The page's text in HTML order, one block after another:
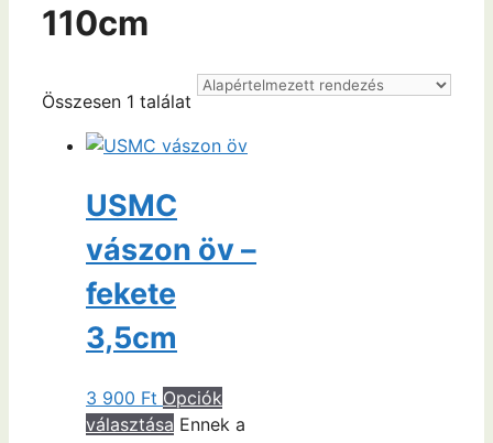
110cm
Összesen 1 találat
USMC
vászon öv –
fekete
3,5cm
3 900 Ft Opciók
választása Ennek a